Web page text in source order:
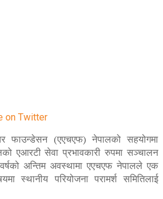
on Twitter
(एएचएफ) नेपालको सहयोगमा
एआरटी सेवा प्रभावकारी रुपमा सञ्चालन
अन्तिम अवस्थामा एएचएफ नेपालले एक
स्थानीय परियोजना परामर्श समितिलाई